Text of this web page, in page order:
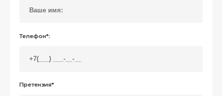
Телефон*:
Претензия*